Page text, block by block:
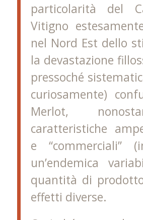
particolarità del
Vitigno
nel Nord Est dello
la devastazione
pressoché
curiosamente)
Merlot,
caratteristiche
e “commerciali”
un’endemica
quantità di
effetti diverse.